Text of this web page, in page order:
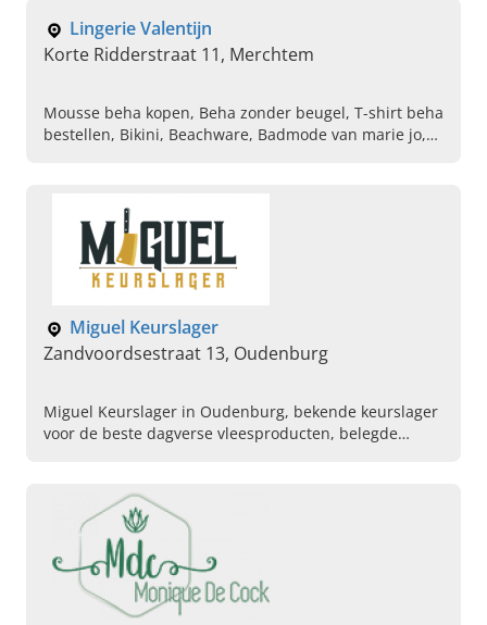
Lingerie Valentijn
Korte Ridderstraat 11, Merchtem
Mousse beha kopen, Beha zonder beugel, T-shirt beha
bestellen, Bikini, Beachware, Badmode van marie jo,
Miguel Keurslager
Zandvoordsestraat 13, Oudenburg
Miguel Keurslager in Oudenburg, bekende keurslager
voor de beste dagverse vleesproducten, belegde